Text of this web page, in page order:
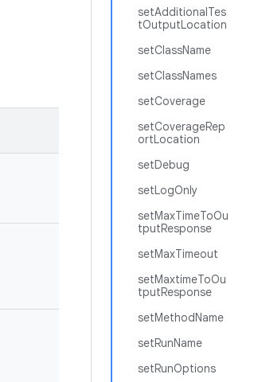
setAdditionalTes
tOutputLocation
setClassName
setClassNames
setCoverage
setCoverageRep
ortLocation
setDebug
setLogOnly
setMaxTimeToOu
tputResponse
setMaxTimeout
setMaxtimeToOu
tputResponse
setMethodName
setRunName
setRunOptions